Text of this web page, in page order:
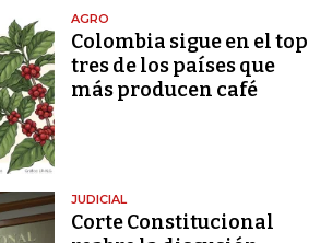
AGRO
Colombia sigue en el top
tres de los países que
más producen café
JUDICIAL
Corte Constitucional